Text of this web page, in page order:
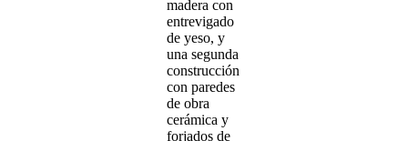
madera con
entrevigado
de yeso, y
una segunda
construcción
con paredes
de obra
cerámica y
forjados de